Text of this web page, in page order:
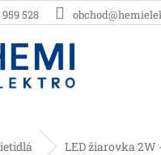
528
LED žiarovka 2W